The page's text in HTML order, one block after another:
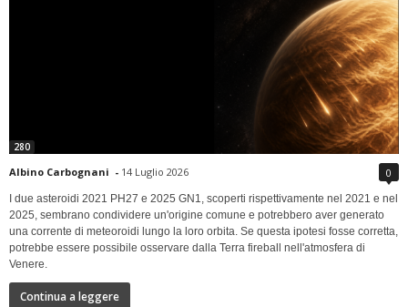
280
Albino Carbognani - 14 Luglio 2026 0
I due asteroidi 2021 PH27 e 2025 GN1, scoperti rispettivamente nel 2021 e nel
2025, sembrano condividere un'origine comune e potrebbero aver generato
una corrente di meteoroidi lungo la loro orbita. Se questa ipotesi fosse corretta,
potrebbe essere possibile osservare dalla Terra fireball nell'atmosfera di
Venere.
Continua a leggere